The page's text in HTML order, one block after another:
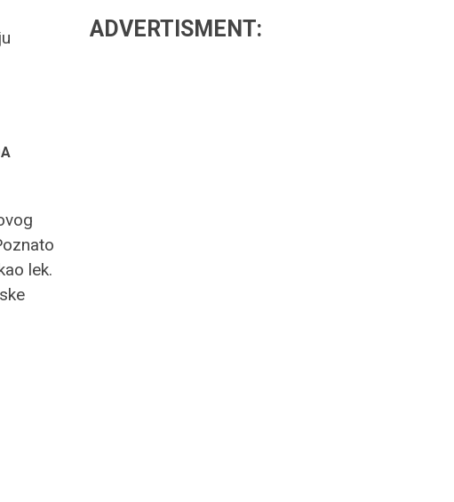
lek.
ADVERTISMENT: